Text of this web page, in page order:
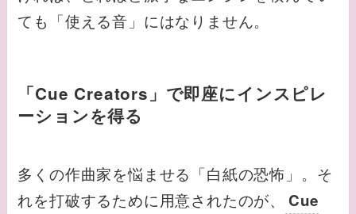
ても「使える音」にはなりません。
「Cue Creators」で即座にインスピレ
ーションを得る
多くの作曲家を悩ませる「白紙の恐怖」。そ
れを打破するために用意されたのが、
Cue